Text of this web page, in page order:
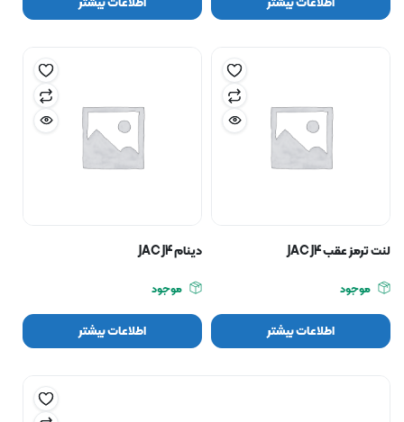
لنت ترمز عقب JAC J4
موجود
اطلاعات بیشتر
دينام JAC J4
موجود
اطلاعات بیشتر